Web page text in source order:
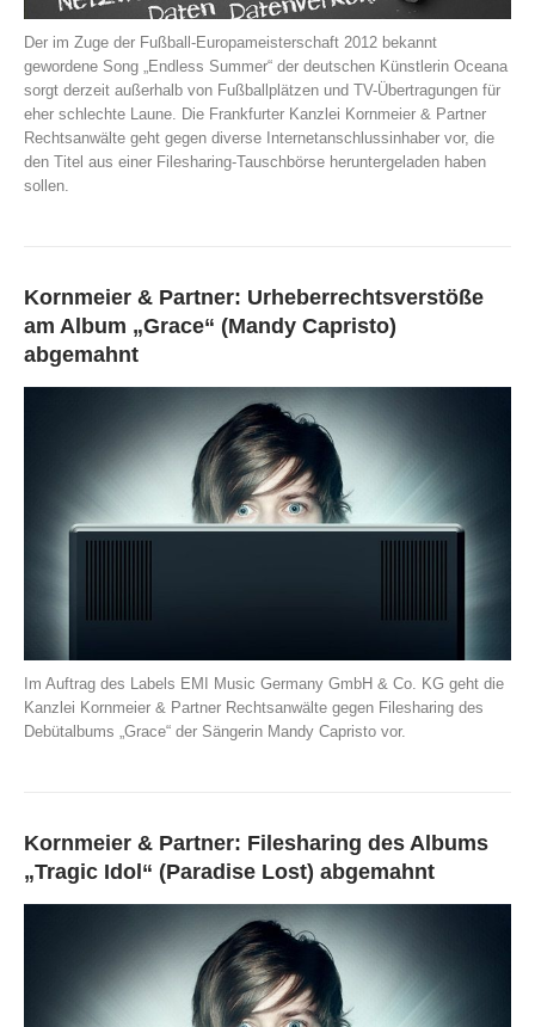
Der im Zuge der Fußball-Europameisterschaft 2012 bekannt
gewordene Song „Endless Summer“ der deutschen Künstlerin Oceana
sorgt derzeit außerhalb von Fußballplätzen und TV-Übertragungen für
eher schlechte Laune. Die Frankfurter Kanzlei Kornmeier & Partner
Rechtsanwälte geht gegen diverse Internetanschlussinhaber vor, die
den Titel aus einer Filesharing-Tauschbörse heruntergeladen haben
sollen.
Kornmeier & Partner: Urheberrechtsverstöße
am Album „Grace“ (Mandy Capristo)
abgemahnt
Im Auftrag des Labels EMI Music Germany GmbH & Co. KG geht die
Kanzlei Kornmeier & Partner Rechtsanwälte gegen Filesharing des
Debütalbums „Grace“ der Sängerin Mandy Capristo vor.
Kornmeier & Partner: Filesharing des Albums
„Tragic Idol“ (Paradise Lost) abgemahnt